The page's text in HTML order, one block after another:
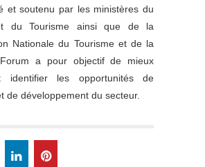
et soutenu par les ministères du
du Tourisme ainsi que de la
Nationale du Tourisme et de la
a pour objectif de mieux
identifier les opportunités de
de développement du secteur.